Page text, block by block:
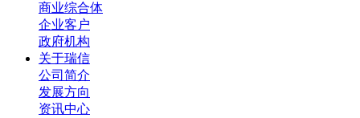
商业综合体
企业客户
政府机构
关于瑞信
公司简介
发展方向
资讯中心